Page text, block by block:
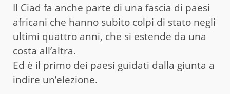
Il Ciad fa anche parte di una fascia di paesi
africani che hanno subito colpi di stato negli
ultimi quattro anni, che si estende da una
costa all’altra.
Ed è il primo dei paesi guidati dalla giunta a
indire un’elezione.